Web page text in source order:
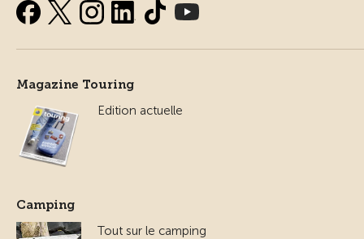
Magazine Touring
Edition actuelle
Camping
Tout sur le camping